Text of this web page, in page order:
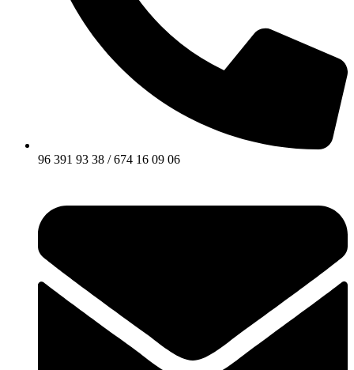
96 391 93 38 / 674 16 09 06